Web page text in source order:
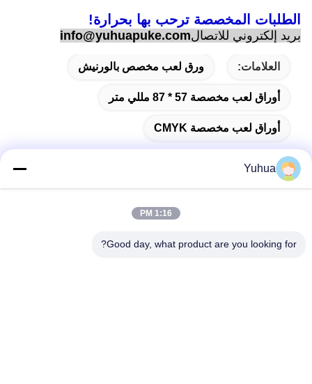
الطلبات المخصصة ترحب بها بحرارة!
بريد إلكتروني للاتصالinfo@yuhuapuke.com
العلامات: ورق لعب مخصص بالورنيش
أوراق لعب مخصصة 57 * 87 مللي متر
أوراق لعب مخصصة CMYK
العنوان
Yuhua
1:16 PM
Good day, what product are you looking for?